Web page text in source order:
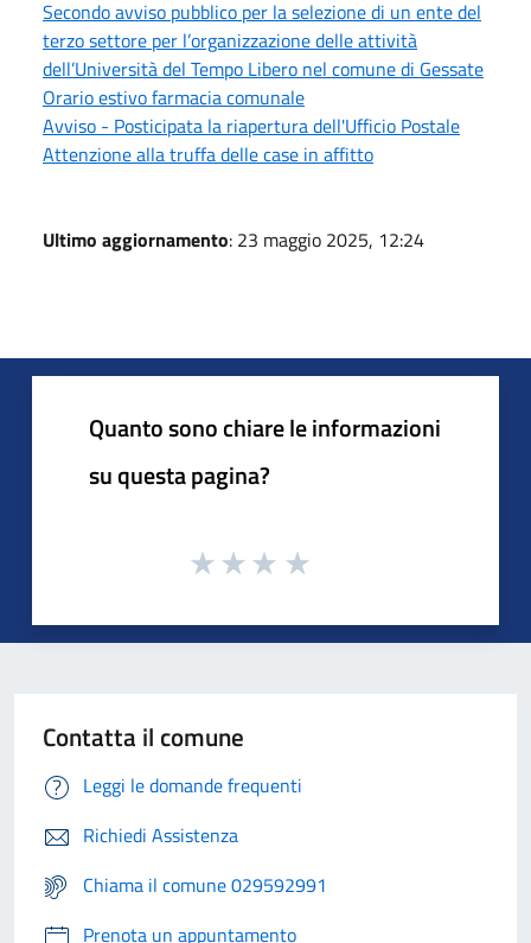
Secondo avviso pubblico per la selezione di un ente del
terzo settore per l’organizzazione delle attività
dell’Università del Tempo Libero nel comune di Gessate
Orario estivo farmacia comunale
Avviso - Posticipata la riapertura dell'Ufficio Postale
Attenzione alla truffa delle case in affitto
Ultimo aggiornamento: 23 maggio 2025, 12:24
Quanto sono chiare le informazioni
su questa pagina?
Contatta il comune
Leggi le domande frequenti
Richiedi Assistenza
Chiama il comune 029592991
Prenota un appuntamento